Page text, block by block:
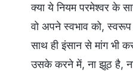
क्या ये नियम परमेश्वर के
वो अपने स्वभाव को, स्वरूप
साथ ही इंसान से मांग भी
उसके करने में, ना झूठ है, ना